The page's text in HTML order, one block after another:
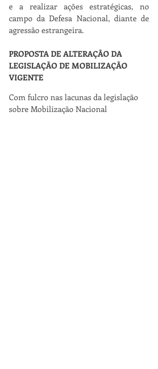
e a realizar ações estratégicas, no
campo da Defesa Nacional, diante de
agressão estrangeira.
PROPOSTA DE ALTERAÇÃO DA
LEGISLAÇÃO DE MOBILIZAÇÃO
VIGENTE
Com fulcro nas lacunas da legislação
sobre Mobilização Nacional